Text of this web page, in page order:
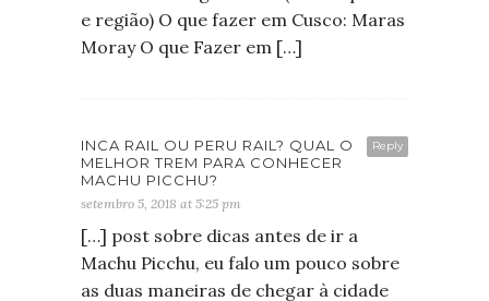
e região) O que fazer em Cusco: Maras
Moray O que Fazer em […]
Reply
INCA RAIL OU PERU RAIL? QUAL O
MELHOR TREM PARA CONHECER
MACHU PICCHU?
setembro 5, 2018 at 5:25 pm
[…] post sobre dicas antes de ir a
Machu Picchu, eu falo um pouco sobre
as duas maneiras de chegar à cidade